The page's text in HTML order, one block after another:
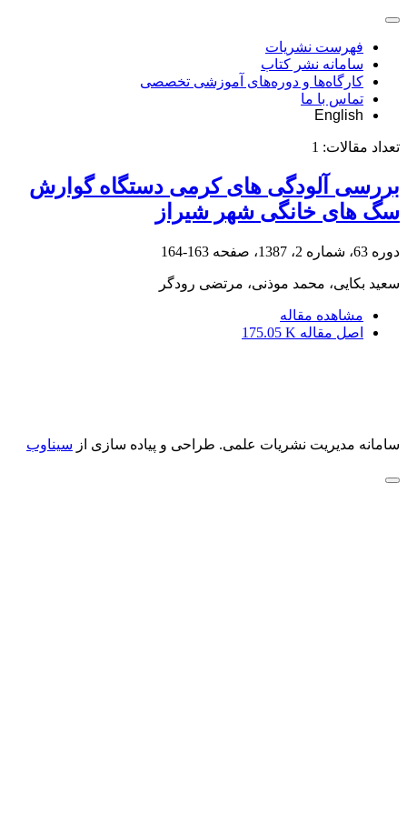
فهرست نشریات
سامانه نشر کتاب
کارگاه‌ها و دوره‌های آموزشی تخصصی
تماس با ما
English
تعداد مقالات: 1
بررسی آلودگی های کرمی دستگاه گوارش
سگ های خانگی شهر شیراز
دوره 63، شماره 2، 1387، صفحه 163-164
سعید بکایی، محمد موذنی، مرتضی رودگر
مشاهده مقاله
اصل مقاله 175.05 K
سامانه مدیریت نشریات علمی. طراحی و پیاده سازی از سیناوب